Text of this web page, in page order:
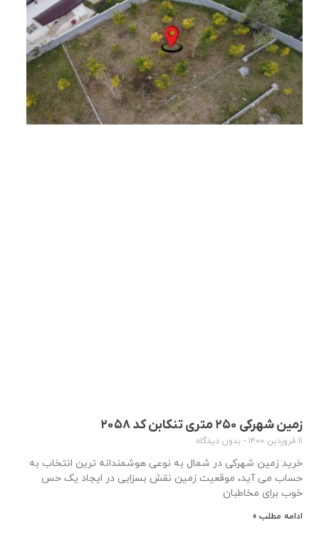
زمین شهرکی ۲۵۰ متری تنکابن کد ۲۰۵۸
۱۱ فروردین ۱۴۰۰ بدون دیدگاه
خرید زمین شهرکی در شمال به نوعی هوشمندانه ترین انتخاب به
حساب می آید، موقعیت زمین نقش بسزایی در ایجاد یک حس
خوب برای مخاطبان
ادامه مطلب »